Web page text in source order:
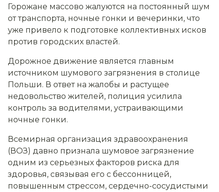
Горожане массово жалуются на постоянный шум
от транспорта, ночные гонки и вечеринки, что
уже привело к подготовке коллективных исков
против городских властей.
Дорожное движение является главным
источником шумового загрязнения в столице
Польши. В ответ на жалобы и растущее
недовольство жителей, полиция усилила
контроль за водителями, устраивающими
ночные гонки.
Всемирная организация здравоохранения
(ВОЗ) давно признала шумовое загрязнение
одним из серьезных факторов риска для
здоровья, связывая его с бессонницей,
повышенным стрессом, сердечно-сосудистыми